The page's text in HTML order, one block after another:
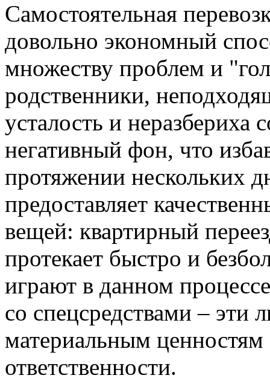
Самостоятельная
довольно экономный
множеству проблем и
родственники,
усталость и неразбериха
негативный фон, что
протяжении нескольких
предоставляет
вещей: квартирный
протекает быстро и
играют в данном
со спецсредствами – эти
материальным
ответственности.